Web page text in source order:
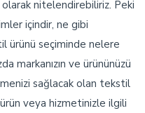
nitelendirebiliriz. Peki
içindir, ne gibi
ürünü seçiminde nelere
markanızın ve ürününüzü
sağlacak olan tekstil
veya hizmetinizle ilgili